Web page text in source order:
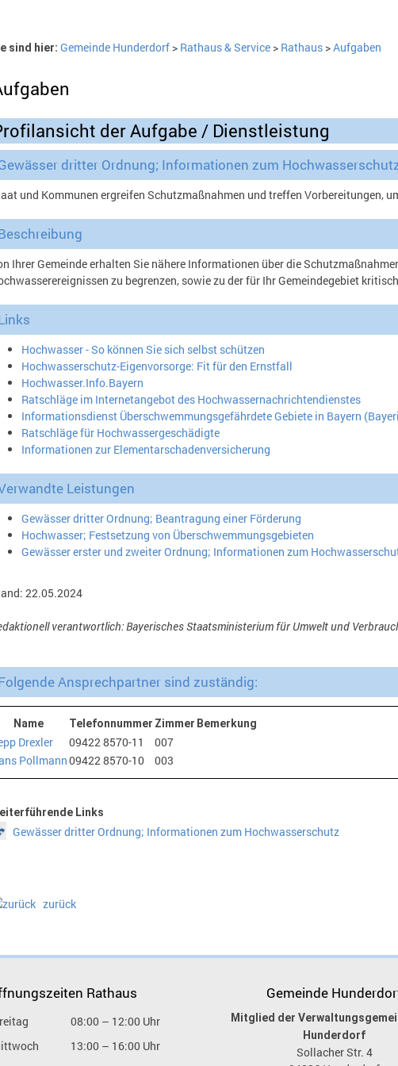
sind hier: Gemeinde Hunderdorf> Rathaus & Service> Rathaus>Aufgaben
der Aufgabe / Dienstleistung
dritter Ordnung; Informationen zum
und Kommunen ergreifen Schutzmaßnahmen und treffen Vorbereitungen,
Ihrer Gemeinde erhalten Sie nähere Informationen über die
zu begrenzen, sowie zu der für Ihr Gemeindegebiet
Hochwasser - So können Sie sich selbst schützen
Hochwasserschutz-Eigenvorsorge: Fit für den Ernstfall
Hochwasser.Info.Bayern
Ratschläge im Internetangebot des Hochwassernachrichtendienstes
Informationsdienst Überschwemmungsgefährdete Gebiete in Bayern
Ratschläge für Hochwassergeschädigte
Informationen zur Elementarschadenversicherung
Leistungen
Gewässer dritter Ordnung; Beantragung einer Förderung
Hochwasser; Festsetzung von Überschwemmungsgebieten
Gewässer erster und zweiter Ordnung; Informationen zum
22.05.2024
verantwortlich: Bayerisches Staatsministerium für Umwelt und
Ansprechpartner sind zuständig:
Name Telefonnummer Zimmer Bemerkung
Drexler 09422 8570-11
007
Pollmann09422 8570-10 003
Links
Gewässer dritter Ordnung; Informationen zum Hochwasserschutz
zurück
Rathaus
08:00 – 12:00 Uhr
13:00 – 16:00 Uhr
Gemeinde
Mitglied der
Hunderdorf
Sollacher Str. 4